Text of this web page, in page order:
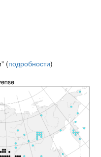
(подробности)